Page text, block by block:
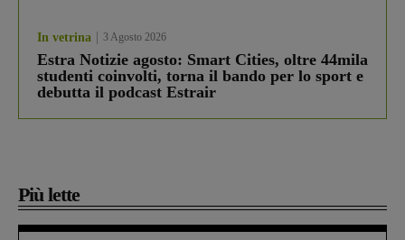
In vetrina 3 Agosto 2026
Estra Notizie agosto: Smart Cities, oltre 44mila
studenti coinvolti, torna il bando per lo sport e
debutta il podcast Estrair
Più lette